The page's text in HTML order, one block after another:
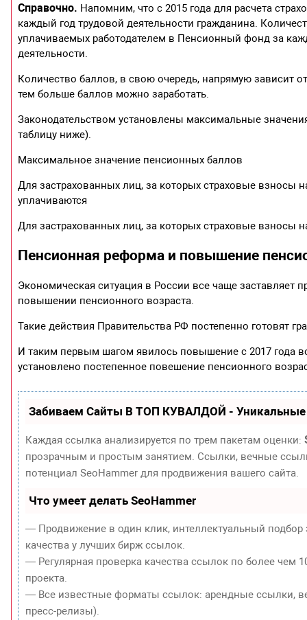
Справочно. Напомним, что с 2015 года для расчета
каждый год трудовой деятельности гражданина.
уплачиваемых работодателем в Пенсионный фонд за
деятельности.
Количество баллов, в свою очередь, напрямую зависит
тем больше баллов можно заработать.
Законодательством установлены максимальные
таблицу ниже).
Максимальное значение пенсионных баллов
Для застрахованных лиц, за которых страховые взносы
уплачиваются
Для застрахованных лиц, за которых страховые взносы
Пенсионная реформа и повышение
Экономическая ситуация в России все чаще заставляет
повышении пенсионного возраста.
Такие действия Правительства РФ постепенно готовят
И таким первым шагом явилось повышение с 2017 года
установлено постепенное повешение пенсионного
Забиваем Сайты В ТОП КУВАЛДОЙ - Уникальные
Каждая ссылка анализируется по трем пакетам оценки:
прозрачным и простым занятием. Ссылки, вечные
потенциал SeoHammer для продвижения вашего сайта.
Что умеет делать SeoHammer
— Продвижение в один клик, интеллектуальный
качества у лучших бирж ссылок.
— Регулярная проверка качества ссылок по более чем
проекта.
— Все известные форматы ссылок: арендные ссылки,
пресс-релизы).